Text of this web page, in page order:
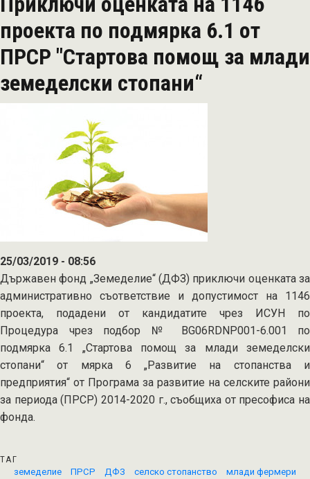
получават
по
мерки
и
4.2
ПРСР
проекта по подмярка 6.1 от
ПРСР "Стартова помощ за млади
земеделски стопани“
25/03/2019 - 08:56
Държавен фонд „Земеделие“ (ДФЗ) приключи оценката за
административно съответствие и допустимост на 1146
проекта, подадени от кандидатите чрез ИСУН по
Процедура чрез подбор № BG06RDNP001-6.001 по
подмярка 6.1 „Стартова помощ за млади земеделски
стопани“ от мярка 6 „Развитие на стопанства и
предприятия“ от Програма за развитие на селските райони
за периода (ПРСР) 2014-2020 г., съобщиха от пресофиса на
фонда.
ТАГ
земеделие
ПРСР ДФЗ селско стопанство млади фермери